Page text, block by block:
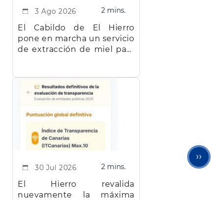
3 Ago 2026 2 mins.
El Cabildo de El Hierro
pone en marcha un servicio
de extracción de miel para
30 Jul 2026 2 mins.
El Hierro revalida
nuevamente la máxima
››